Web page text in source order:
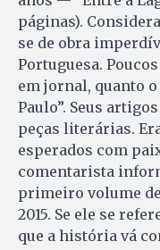
páginas).
se de obra
Portuguesa.
em jornal, quanto o
Paulo”. Seus
peças literárias.
esperados com
comentarista
primeiro volume de
2015. Se ele se
que a história vá